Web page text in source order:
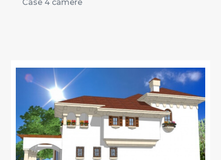
Case 4 camere